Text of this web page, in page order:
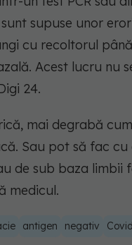
supuse unor
cu recoltorul
Acest lucru nu
24.
mai degrabă
Sau pot să fac
de sub baza
medicul.
antigen negativ